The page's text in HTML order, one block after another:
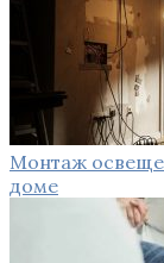
Монтаж
доме